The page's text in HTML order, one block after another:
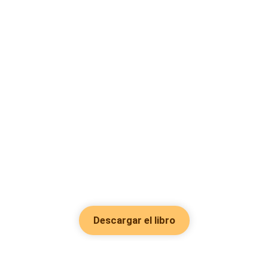
Descargar el libro